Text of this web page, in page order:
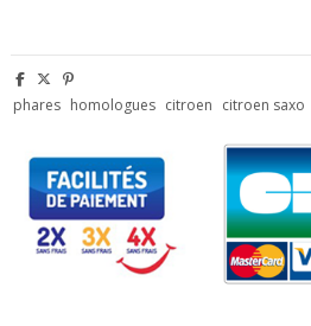
phares homologues citroen citroen saxo